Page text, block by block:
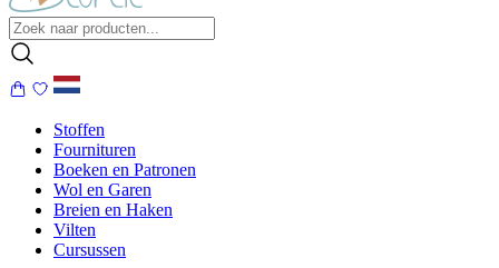
Stoffen
Fournituren
Boeken en Patronen
Wol en Garen
Breien en Haken
Vilten
Cursussen